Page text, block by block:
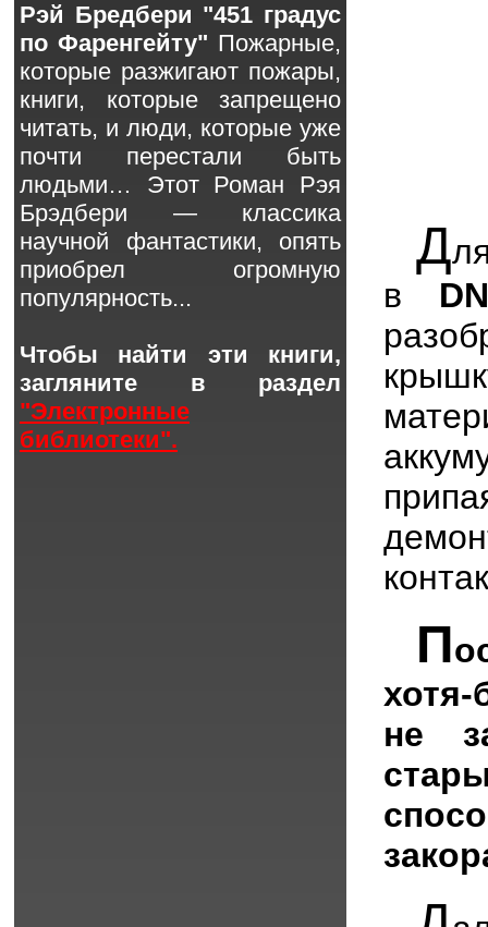
Д
в
П
не
Рэй Бредбери "451 градус
по Фаренгейту" Пожарные,
которые разжигают пожары,
книги, которые запрещено
читать, и люди, которые уже
почти перестали быть
людьми… Этот Роман Рэя
Брэдбери — классика
научной фантастики, опять
приобрел огромную
популярность...
Чтобы найти эти книги,
загляните в раздел
"Электронные
библиотеки".